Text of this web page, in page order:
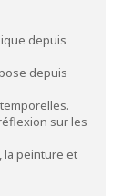
depuis
depuis
sur les
la peinture et